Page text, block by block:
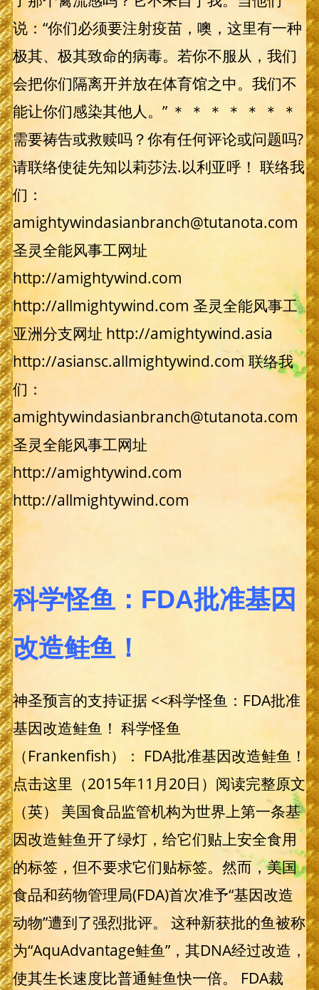
说：“你们必须要注射疫苗，噢，这里有一种
极其、极其致命的病毒。若你不服从，我们
会把你们隔离开并放在体育馆之中。我们不
能让你们感染其他人。” ＊ ＊ ＊ ＊ ＊ ＊ ＊
需要祷告或救赎吗？你有任何评论或问题吗?
请联络使徒先知以莉莎法.以利亚呼！ 联络我
们：
amightywindasianbranch@tutanota.com
圣灵全能风事工网址
http://amightywind.com
http://allmightywind.com 圣灵全能风事工
亚洲分支网址 http://amightywind.asia
http://asiansc.allmightywind.com 联络我
们：
amightywindasianbranch@tutanota.com
圣灵全能风事工网址
http://amightywind.com
http://allmightywind.com
科学怪鱼：FDA批准基因
改造鲑鱼！
神圣预言的支持证据 <<科学怪鱼：FDA批准
基因改造鲑鱼！ 科学怪鱼
（Frankenfish）： FDA批准基因改造鲑鱼！
点击这里（2015年11月20日）阅读完整原文
（英） 美国食品监管机构为世界上第一条基
因改造鲑鱼开了绿灯，给它们贴上安全食用
的标签，但不要求它们贴标签。然而，美国
食品和药物管理局(FDA)首次准予“基因改造
动物”遭到了强烈批评。 这种新获批的鱼被称
为“AquAdvantage鲑鱼”，其DNA经过改造，
使其生长速度比普通鲑鱼快一倍。 FDA裁